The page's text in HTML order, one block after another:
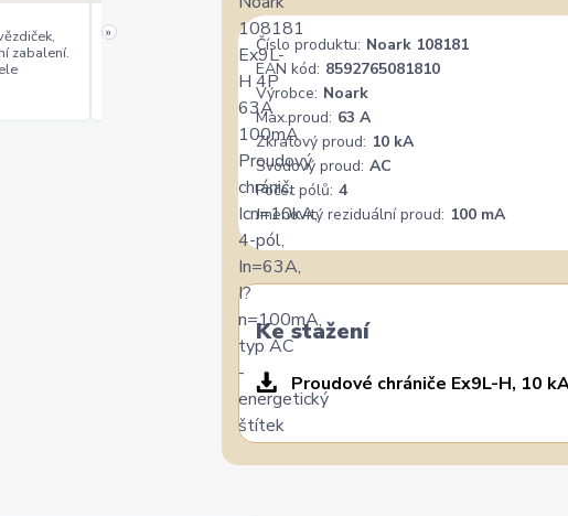
zabalení.
+ ceny
Široký výběr, milý a
jedině doporučit.
»
Číslo produktu: Noark 108181
EAN kód: 8592765081810
Výrobce: Noark
Max.proud: 63 A
Zkratový proud: 10 kA
Svodový proud: AC
Počet pólů: 4
Jmenovitý reziduální proud: 100 mA
Ke stažení
Proudové chrániče Ex9L-H, 10